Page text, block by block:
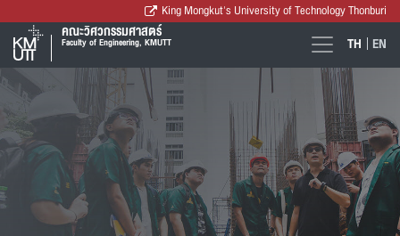
King Mongkut's University of Technology Thonburi
คณะวิศวกรรมศาสตร์
Faculty of Engineering, KMUTT TH EN